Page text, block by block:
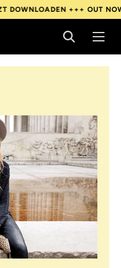
+++OUT NOW:
+++